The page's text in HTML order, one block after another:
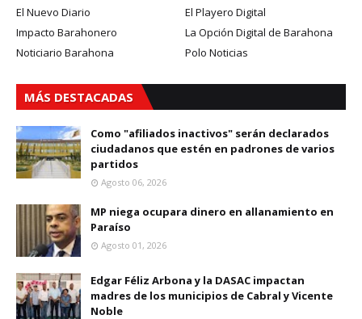
El Nuevo Diario
El Playero Digital
Impacto Barahonero
La Opción Digital de Barahona
Noticiario Barahona
Polo Noticias
MÁS DESTACADAS
Como "afiliados inactivos" serán declarados
ciudadanos que estén en padrones de varios
partidos
Agosto 06, 2026
MP niega ocupara dinero en allanamiento en
Paraíso
Agosto 01, 2026
Edgar Féliz Arbona y la DASAC impactan
madres de los municipios de Cabral y Vicente
Noble